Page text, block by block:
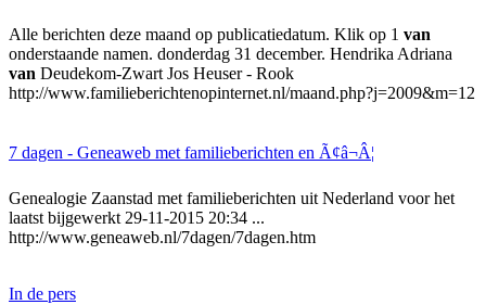
Alle berichten deze maand op publicatiedatum. Klik op 1 van
onderstaande namen. donderdag 31 december. Hendrika Adriana
van Deudekom-Zwart Jos Heuser - Rook
http://www.familieberichtenopinternet.nl/maand.php?j=2009&m=12
7 dagen - Geneaweb met familieberichten en Ã¢â¬Â¦
Genealogie Zaanstad met familieberichten uit Nederland voor het
laatst bijgewerkt 29-11-2015 20:34 ...
http://www.geneaweb.nl/7dagen/7dagen.htm
In de pers